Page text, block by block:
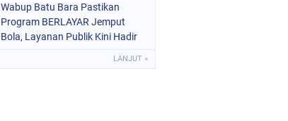
Wabup Batu Bara Pastikan
Program BERLAYAR Jemput
Bola, Layanan Publik Kini Hadir
LANJUT »